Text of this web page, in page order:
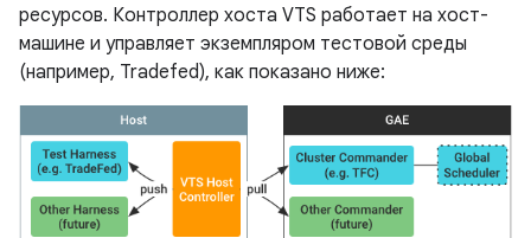
ресурсов. Контроллер хоста VTS работает на хост-
машине и управляет экземпляром тестовой среды
(например, Tradefed), как показано ниже: